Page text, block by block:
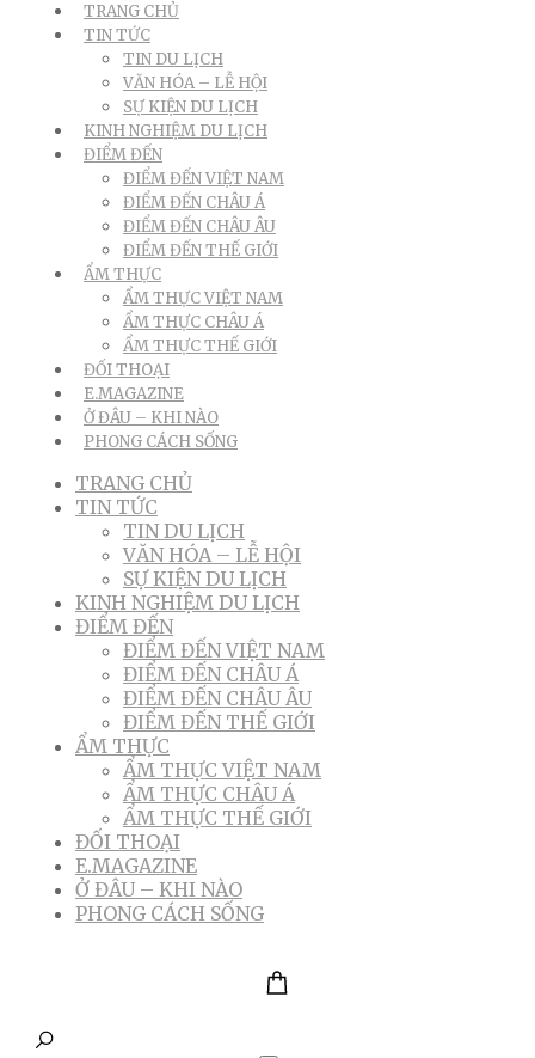
TRANG CHỦ
TIN TỨC
TIN DU LỊCH
VĂN HÓA – LỄ HỘI
SỰ KIỆN DU LỊCH
KINH NGHIỆM DU LỊCH
ĐIỂM ĐẾN
ĐIỂM ĐẾN VIỆT NAM
ĐIỂM ĐẾN CHÂU Á
ĐIỂM ĐẾN CHÂU ÂU
ĐIỂM ĐẾN THẾ GIỚI
ẨM THỰC
ẨM THỰC VIỆT NAM
ẨM THỰC CHÂU Á
ẨM THỰC THẾ GIỚI
ĐỐI THOẠI
E.MAGAZINE
Ở ĐÂU – KHI NÀO
PHONG CÁCH SỐNG
TRANG CHỦ
TIN TỨC
TIN DU LỊCH
VĂN HÓA – LỄ HỘI
SỰ KIỆN DU LỊCH
KINH NGHIỆM DU LỊCH
ĐIỂM ĐẾN
ĐIỂM ĐẾN VIỆT NAM
ĐIỂM ĐẾN CHÂU Á
ĐIỂM ĐẾN CHÂU ÂU
ĐIỂM ĐẾN THẾ GIỚI
ẨM THỰC
ẨM THỰC VIỆT NAM
ẨM THỰC CHÂU Á
ẨM THỰC THẾ GIỚI
ĐỐI THOẠI
E.MAGAZINE
Ở ĐÂU – KHI NÀO
PHONG CÁCH SỐNG